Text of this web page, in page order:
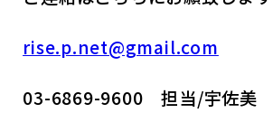
rise.p.net@gmail.com
03-6869-9600 担当/宇佐美